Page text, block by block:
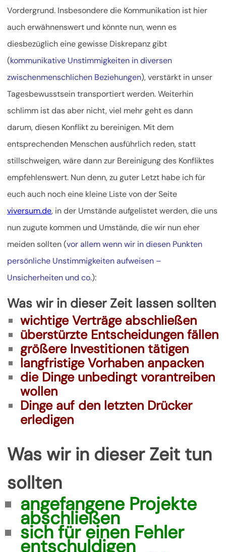
Vordergrund. Insbesondere die Kommunikation ist hier
auch erwähnenswert und könnte nun, wenn es
diesbezüglich eine gewisse Diskrepanz gibt
(kommunikative Unstimmigkeiten in diversen
zwischenmenschlichen Beziehungen), verstärkt in unser
Tagesbewusstsein transportiert werden. Weiterhin
schlimm ist das aber nicht, viel mehr geht es dann
darum, diesen Konflikt zu bereinigen. Mit dem
entsprechenden Menschen ausführlich reden, statt
stillschweigen, wäre dann zur Bereinigung des Konfliktes
empfehlenswert. Nun denn, zu guter Letzt habe ich für
euch auch noch eine kleine Liste von der Seite
viversum.de, in der Umstände aufgelistet werden, die uns
nun zugute kommen und Umstände, die wir nun eher
meiden sollten (vor allem wenn wir in diesen Punkten
persönliche Unstimmigkeiten aufweisen –
Unsicherheiten und co.):
Was wir in dieser Zeit lassen sollten
wichtige Verträge abschließen
überstürzte Entscheidungen fällen
größere Investitionen tätigen
langfristige Vorhaben anpacken
die Dinge unbedingt vorantreiben
wollen
Dinge auf den letzten Drücker
erledigen
Was wir in dieser Zeit tun
sollten
angefangene Projekte
abschließen
sich für einen Fehler
entschuldigen